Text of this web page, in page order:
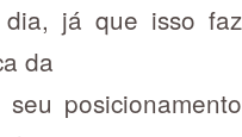
dia, já que isso faz
da
posicionamento